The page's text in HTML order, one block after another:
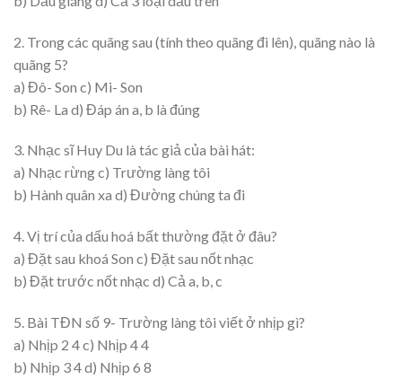
2. Trong các quãng sau (tính theo quãng đi lên), quãng nào là
quãng 5?
a) Đô- Son c) Mi- Son
b) Rê- La d) Đáp án a, b là đúng
3. Nhạc sĩ Huy Du là tác giả của bài hát:
a) Nhạc rừng c) Trường làng tôi
b) Hành quân xa d) Đường chúng ta đi
4. Vị trí của dấu hoá bất thường đặt ở đâu?
a) Đặt sau khoá Son c) Đặt sau nốt nhạc
b) Đặt trước nốt nhạc d) Cả a, b, c
5. Bài TĐN số 9- Trường làng tôi viết ở nhịp gì?
a) Nhịp 2 4 c) Nhịp 4 4
b) Nhịp 3 4 d) Nhịp 6 8